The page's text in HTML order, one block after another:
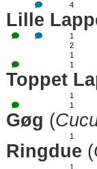
4
Lille
1
2
1
1
Toppet
1
1
Gøg (
1
Ringdue (
1